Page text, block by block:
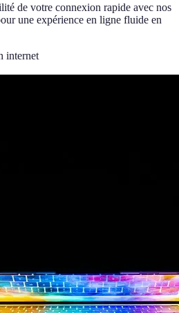
de votre connexion rapide avec nos
une expérience en ligne fluide en
internet